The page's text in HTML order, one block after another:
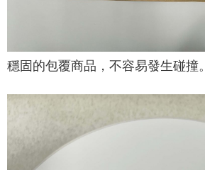
穩固的包覆商品，不容易發生碰撞。